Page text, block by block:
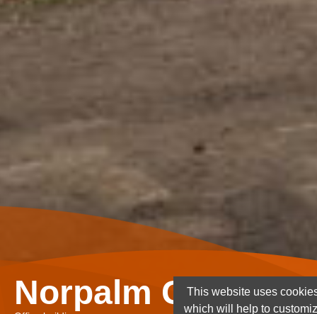
Norpalm Ghana
This website uses
which will help to